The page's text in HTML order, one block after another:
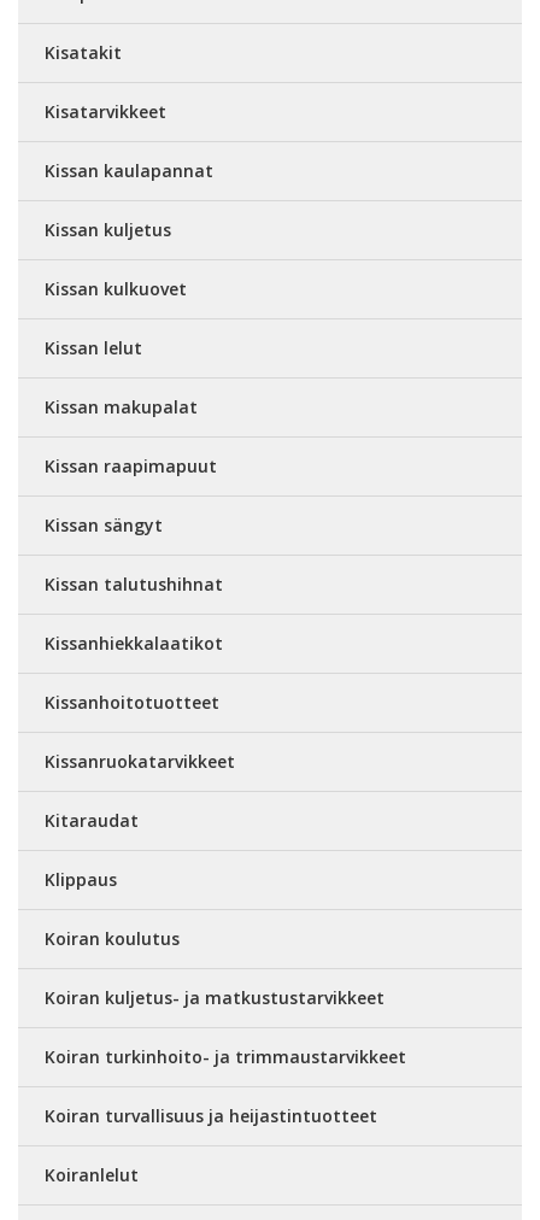
Kisatakit
Kisatarvikkeet
Kissan kaulapannat
Kissan kuljetus
Kissan kulkuovet
Kissan lelut
Kissan makupalat
Kissan raapimapuut
Kissan sängyt
Kissan talutushihnat
Kissanhiekkalaatikot
Kissanhoitotuotteet
Kissanruokatarvikkeet
Kitaraudat
Klippaus
Koiran koulutus
Koiran kuljetus- ja matkustustarvikkeet
Koiran turkinhoito- ja trimmaustarvikkeet
Koiran turvallisuus ja heijastintuotteet
Koiranlelut